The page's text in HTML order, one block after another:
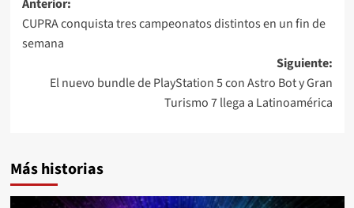
de
entradas
Anterior:
CUPRA conquista tres campeonatos distintos en un fin de
semana
Siguiente:
El nuevo bundle de PlayStation 5 con Astro Bot y Gran
Turismo 7 llega a Latinoamérica
Más historias